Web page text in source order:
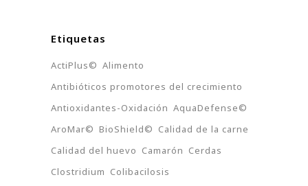
Etiquetas
ActiPlus© Alimento
Antibióticos promotores del crecimiento
Antioxidantes-Oxidación AquaDefense©
AroMar© BioShield© Calidad de la carne
Calidad del huevo Camarón Cerdas
Clostridium Colibacilosis